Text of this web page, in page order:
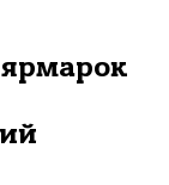
ярмарок